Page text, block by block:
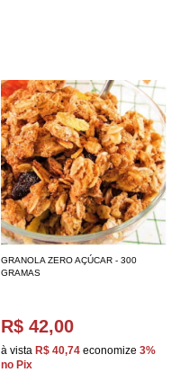
GRANOLA ZERO AÇÚCAR - 300
GRAMAS
R$ 42,00
à vista R$ 40,74 economize 3%
no Pix